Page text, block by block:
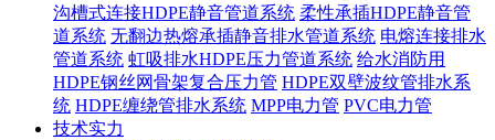
沟槽式连接HDPE静音管道系统 柔性承插HDPE静音管
道系统 无翻边热熔承插静音排水管道系统 电熔连接排水
管道系统 虹吸排水HDPE压力管道系统 给水消防用
HDPE钢丝网骨架复合压力管 HDPE双壁波纹管排水系
统 HDPE缠绕管排水系统 MPP电力管 PVC电力管
技术实力